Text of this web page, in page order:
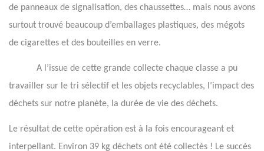
de panneaux de signalisation, des chaussettes… mais nous avons
surtout trouvé beaucoup d’emballages plastiques, des mégots
de cigarettes et des bouteilles en verre.
A l’issue de cette grande collecte chaque classe a pu
travailler sur le tri sélectif et les objets recyclables, l’impact des
déchets sur notre planète, la durée de vie des déchets.
Le résultat de cette opération est à la fois encourageant et
interpellant. Environ 39 kg déchets ont été collectés ! Le succès